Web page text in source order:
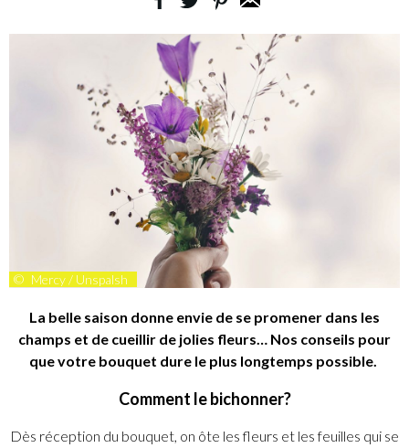
© Mercy / Unspalsh
La belle saison donne envie de se promener dans les
champs et de cueillir de jolies fleurs… Nos conseils pour
que votre bouquet dure le plus longtemps possible.
Comment le bichonner?
Dès réception du bouquet, on ôte les fleurs et les feuilles qui se